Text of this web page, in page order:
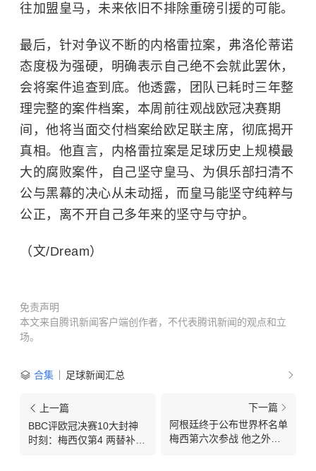
往加盟皇马，未来依旧不排除重磅引援的可能。
最后，针对争议不断的内格雷拉案，弗洛伦蒂诺
态度极为强硬，明确表示自己绝不会就此罢休，
会将案件追查到底。他透露，团队已耗时三年整
理完整的案件档案，本周前往观战欧冠决赛期
间，他将当面交付档案给欧足联主席，彻底揭开
真相。他直言，内格雷拉案是足球历史上规模最
大的腐败案件，自己坚守皇马、为俱乐部扫清不
公与黑幕的决心从未动摇，而皇马能坚守纯粹与
公正，离不开自己多年来的坚守与守护。
（文/Dream）
免责声明
本文来自腾讯新闻客户端创作者，不代表腾讯新闻的观点和立
场。
合集 足球新闻汇总
上一篇
BBC评欧冠决赛10大封神
时刻：梅西仅第4 两替补表
下一篇
阿根廷终于公布世界杯名单
梅西第六次参战 他之外有